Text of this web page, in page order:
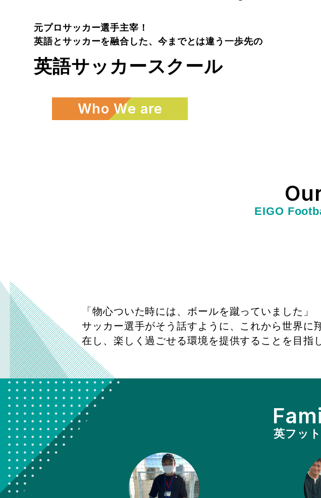
元プロサッカー選手主宰！
英語とサッカーを融合した、今までとは違う一歩先の
英語サッカースクール
Who We are
EIGO
「物心ついた時には、ボールを蹴っていました」
サッカー選手がそう話すように、これから世界
在し、楽しく過ごせる環境を提供することを目指
英フッ